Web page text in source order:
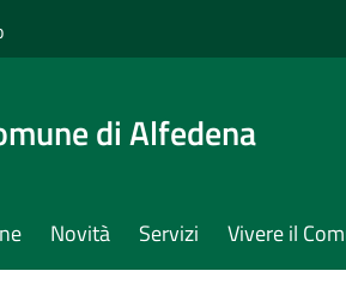
di Alfedena
Novità Servizi Vivere il